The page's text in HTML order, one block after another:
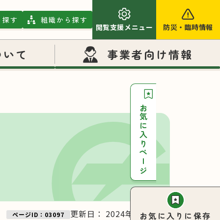
す 組織から探す
閲覧支援メニュー 防災 ・ 臨時情報
て 事業者向け情報
お気に入りページ
お気に入りに保存
ページID：03097 更新日： 2024年11月27日